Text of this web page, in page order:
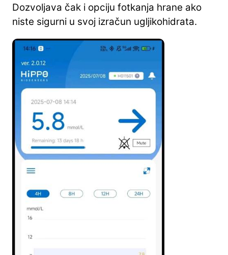
Dozvoljava čak i opciju fotkanja hrane ako
niste sigurni u svoj izračun ugljikohidrata.